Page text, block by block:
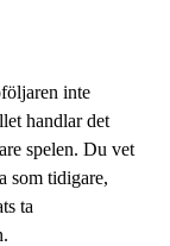
inte
handlar det
spelen. Du vet
som tidigare,
ta